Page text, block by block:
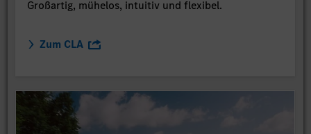
Großartig, mühelos, intuitiv und flexibel.
Zum CLA